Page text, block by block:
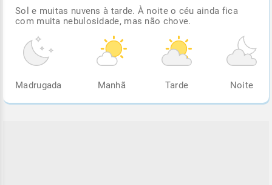
Sol e muitas nuvens à tarde. À noite o céu ainda fica
com muita nebulosidade, mas não chove.
Madrugada Manhã Tarde Noite